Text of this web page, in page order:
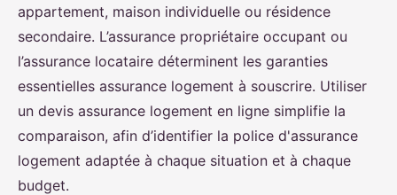
appartement, maison individuelle ou résidence
secondaire. L’assurance propriétaire occupant ou
l’assurance locataire déterminent les garanties
essentielles assurance logement à souscrire. Utiliser
un devis assurance logement en ligne simplifie la
comparaison, afin d’identifier la police d'assurance
logement adaptée à chaque situation et à chaque
budget.